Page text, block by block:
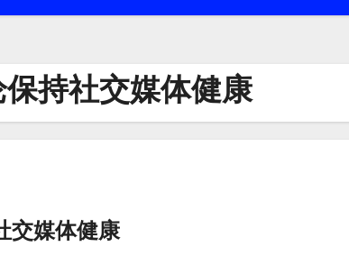
持社交媒体健康
交媒体健康